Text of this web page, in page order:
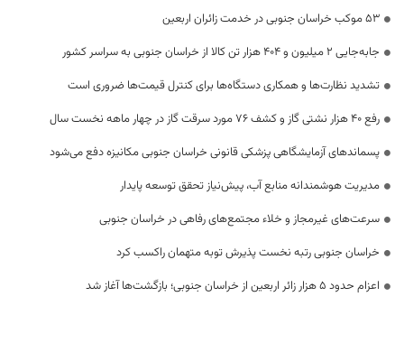
53 موکب خراسان جنوبی در خدمت زائران اربعین
جابه‌جایی 2 میلیون و 404 هزار تن کالا از خراسان جنوبی به سراسر کشور
تشدید نظارت‌ها و همکاری دستگاه‌ها برای کنترل قیمت‌ها ضروری است
رفع 40 هزار نشتی گاز و کشف 76 مورد سرقت گاز در چهار ماهه نخست سال
پسماندهای آزمایشگاهی پزشکی قانونی خراسان جنوبی مکانیزه دفع می‌شود
مدیریت هوشمندانه منابع آب، پیش‌نیاز تحقق توسعه پایدار
سرعت‌های غیرمجاز و خلاء مجتمع‌های رفاهی در خراسان جنوبی
خراسان جنوبی رتبه نخست پذیرش توبه متهمان راکسب کرد
اعزام حدود 5 هزار زائر اربعین از خراسان جنوبی؛ بازگشت‌ها آغاز شد